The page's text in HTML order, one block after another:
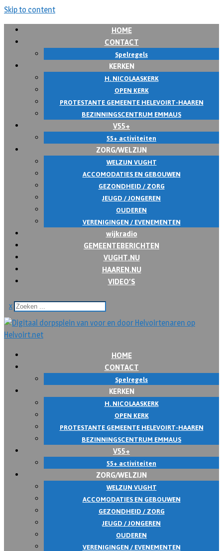
Skip to content
HOME
CONTACT
Spelregels
KERKEN
H. NICOLAASKERK
OPEN KERK
PROTESTANTE GEMEENTE HELEVOIRT-HAAREN
BEZINNINGSCENTRUM EMMAUS
V55+
55+ activiteiten
ZORG/WELZIJN
WELZIJN VUGHT
ACCOMODATIES EN GEBOUWEN
GEZONDHEID / ZORG
JEUGD / JONGEREN
OUDEREN
VERENIGINGEN / EVENEMENTEN
wijkradio
GEMEENTEBERICHTEN
VUGHT.NU
HAAREN.NU
VIDEO’S
x
HOME
CONTACT
Spelregels
KERKEN
H. NICOLAASKERK
OPEN KERK
PROTESTANTE GEMEENTE HELEVOIRT-HAAREN
BEZINNINGSCENTRUM EMMAUS
V55+
55+ activiteiten
ZORG/WELZIJN
WELZIJN VUGHT
ACCOMODATIES EN GEBOUWEN
GEZONDHEID / ZORG
JEUGD / JONGEREN
OUDEREN
VERENIGINGEN / EVENEMENTEN